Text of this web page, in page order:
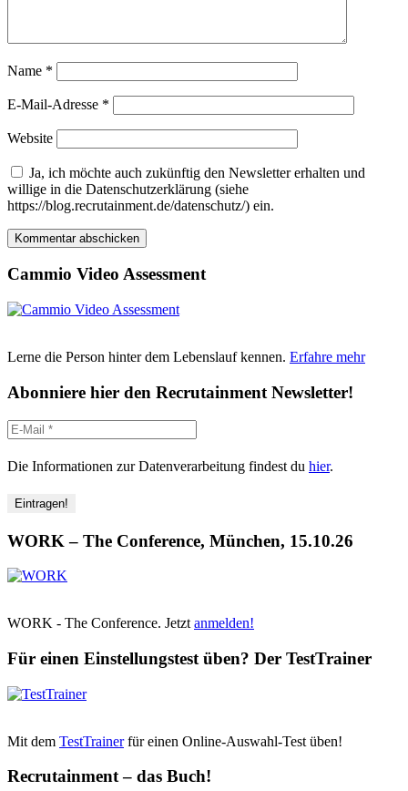
Name *
E-Mail-Adresse *
Website
Ja, ich möchte auch zukünftig den Newsletter erhalten und
willige in die Datenschutzerklärung (siehe
https://blog.recrutainment.de/datenschutz/) ein.
Cammio Video Assessment
Lerne die Person hinter dem Lebenslauf kennen. Erfahre mehr
Abonniere hier den Recrutainment Newsletter!
Die Informationen zur Datenverarbeitung findest du hier.
WORK – The Conference, München, 15.10.26
WORK - The Conference. Jetzt anmelden!
Für einen Einstellungstest üben? Der TestTrainer
Mit dem TestTrainerfür einen Online-Auswahl-Test üben!
Recrutainment – das Buch!